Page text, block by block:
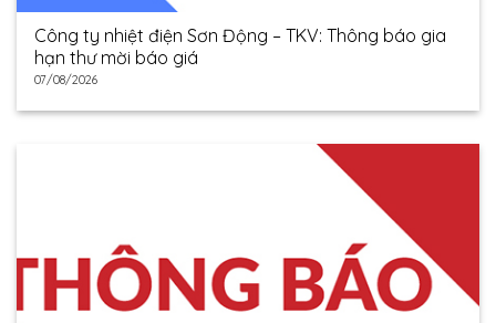
Công ty nhiệt điện Sơn Động – TKV: Thông báo gia
hạn thư mời báo giá
07/08/2026